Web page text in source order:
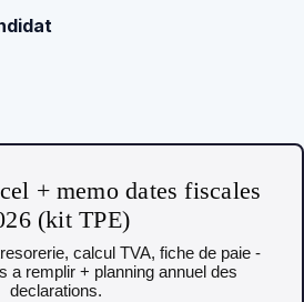
+ memo dates fiscales
(kit TPE)
calcul TVA, fiche de paie -
a remplir + planning annuel des
declarations.